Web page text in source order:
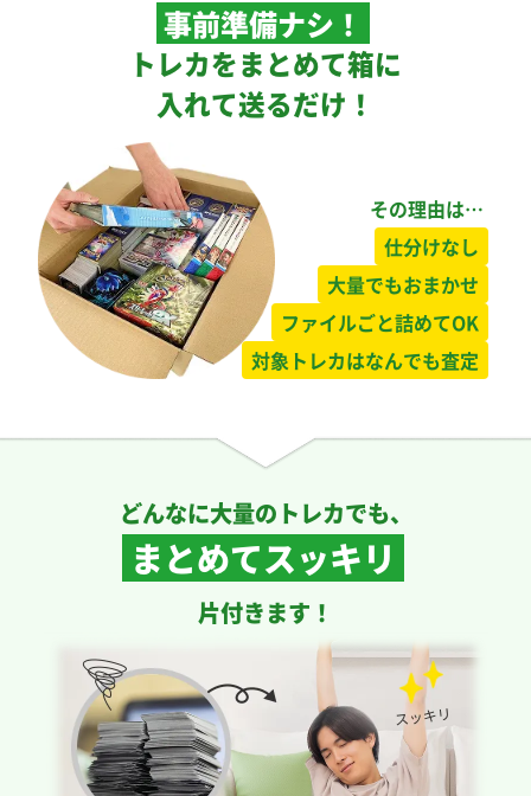
事前準備ナシ！
トレカをまとめて箱に
入れて送るだけ！
その理由は…
仕分けなし
大量でもおまかせ
ファイルごと詰めてOK
対象トレカはなんでも査定
どんなに大量のトレカでも、
まとめてスッキリ
片付きます！